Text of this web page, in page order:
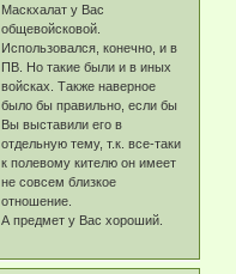
Маскхалат у Вас
общевойсковой.
Использовался, конечно, и в
ПВ. Но такие были и в иных
войсках. Также наверное
было бы правильно, если бы
Вы выставили его в
отдельную тему, т.к. все-таки
к полевому кителю он имеет
не совсем близкое
отношение.
А предмет у Вас хороший.